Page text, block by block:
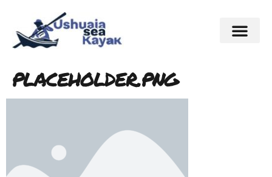
placeholder.png